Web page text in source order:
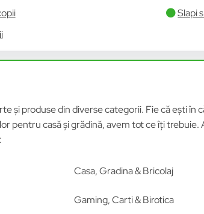
Slapi
și produse din diverse categorii. Fie că ești în
pentru casă și grădină, avem tot ce îți
Casa, Gradina & Bricolaj
Gaming, Carti & Birotica